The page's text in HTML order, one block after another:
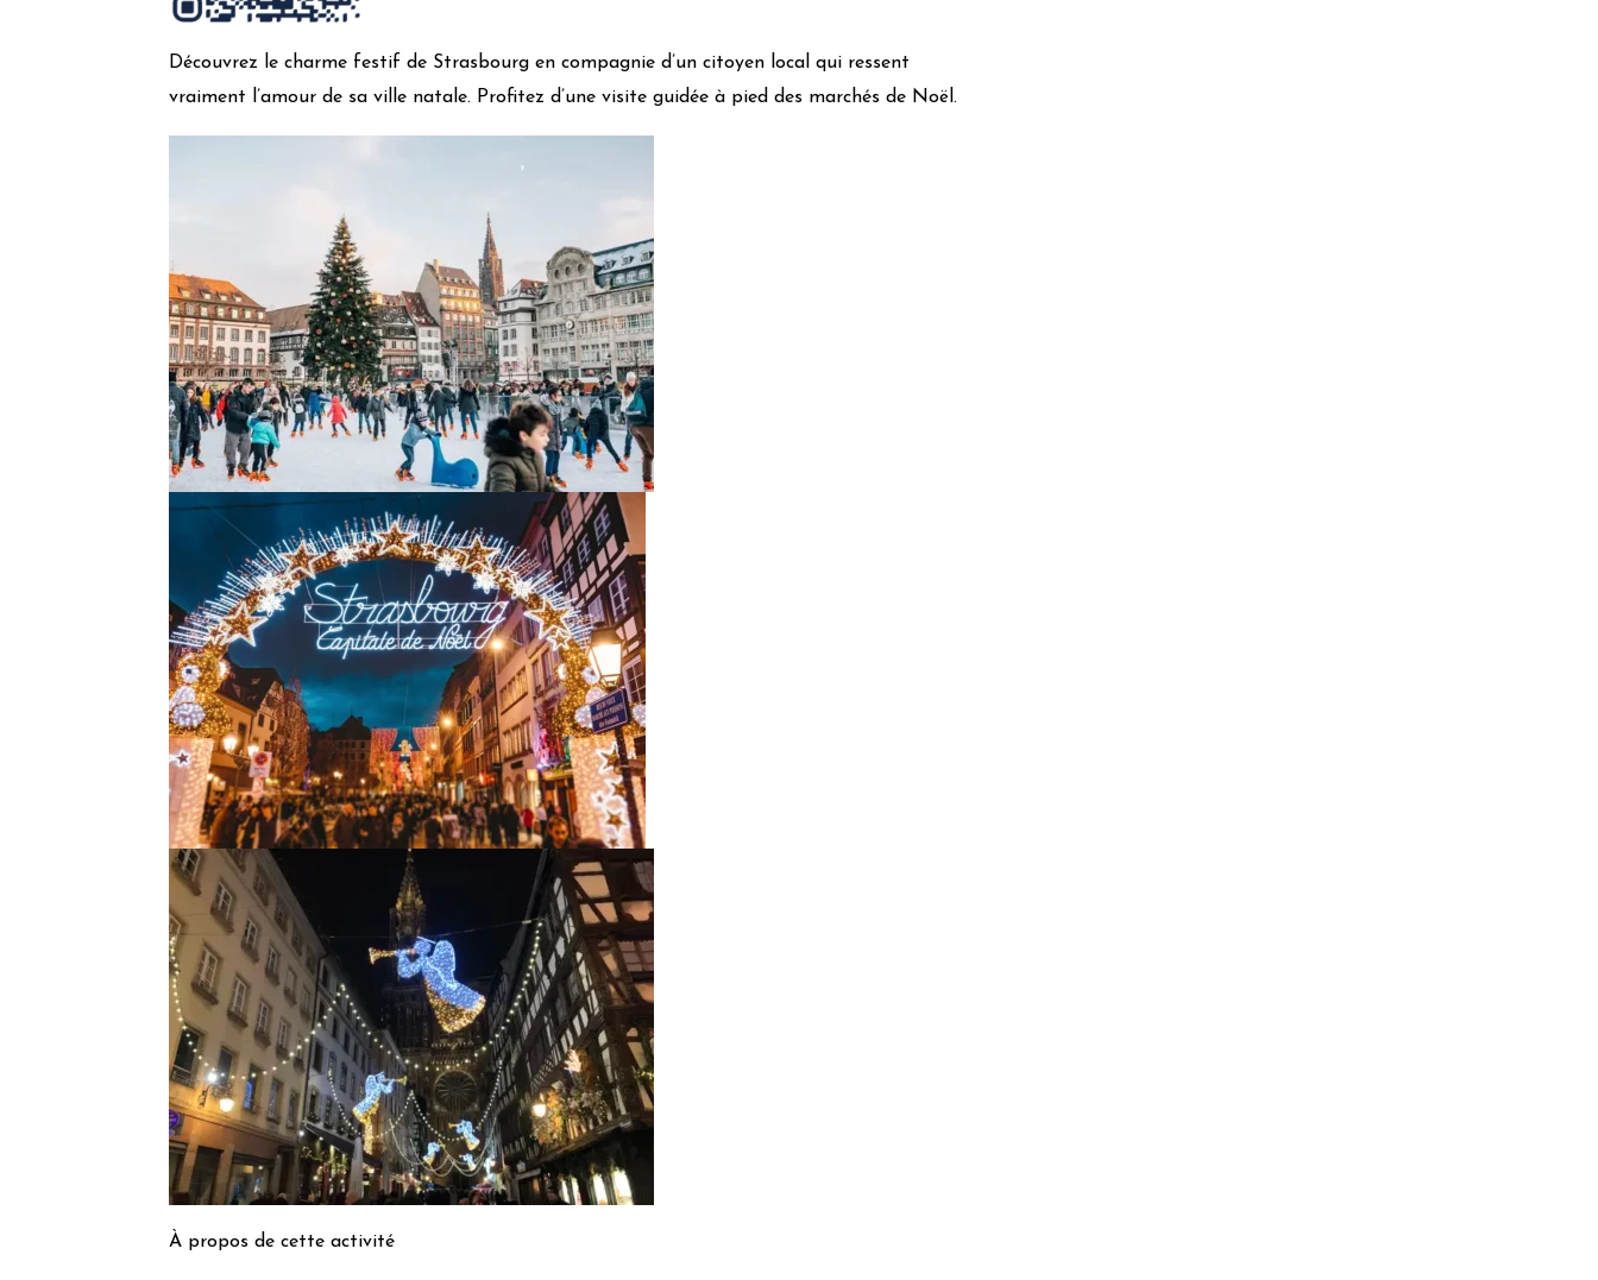
Découvrez le charme festif de Strasbourg en compagnie d’un citoyen local qui ressent
vraiment l’amour de sa ville natale. Profitez d’une visite guidée à pied des marchés de Noël.
À propos de cette activité